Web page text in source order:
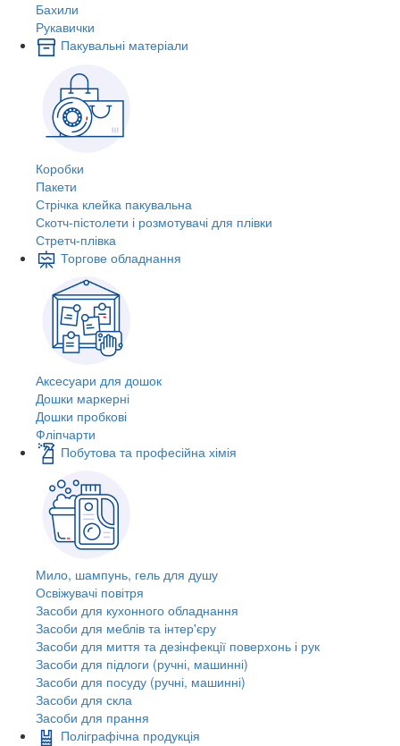
Бахили
Рукавички
Пакувальні матеріали
Коробки
Пакети
Стрічка клейка пакувальна
Скотч-пістолети і розмотувачі для плівки
Стретч-плівка
Торгове обладнання
Аксесуари для дошок
Дошки маркерні
Дошки пробкові
Фліпчарти
Побутова та професійна хімія
Мило, шампунь, гель для душу
Освіжувачі повітря
Засоби для кухонного обладнання
Засоби для меблів та інтер'єру
Засоби для миття та дезінфекції поверхонь і рук
Засоби для підлоги (ручні, машинні)
Засоби для посуду (ручні, машинні)
Засоби для скла
Засоби для прання
Поліграфічна продукція